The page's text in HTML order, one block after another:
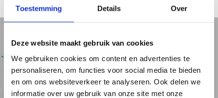
Toestemming Details Over
Deze website maakt gebruik van cookies
We gebruiken cookies om content en advertenties te
personaliseren, om functies voor social media te bieden
en om ons websiteverkeer te analyseren. Ook delen we
informatie over uw gebruik van onze site met onze